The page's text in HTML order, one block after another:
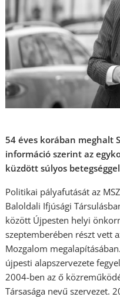
54 éves korában meghalt
információ szerint az
küzdött súlyos
Politikai pályafutását az
Baloldali Ifjúsági
között Újpesten helyi
szeptemberében részt vett
Mozgalom
újpesti alapszervezete
2004-ben az ő
Társasága nevű szervezet.